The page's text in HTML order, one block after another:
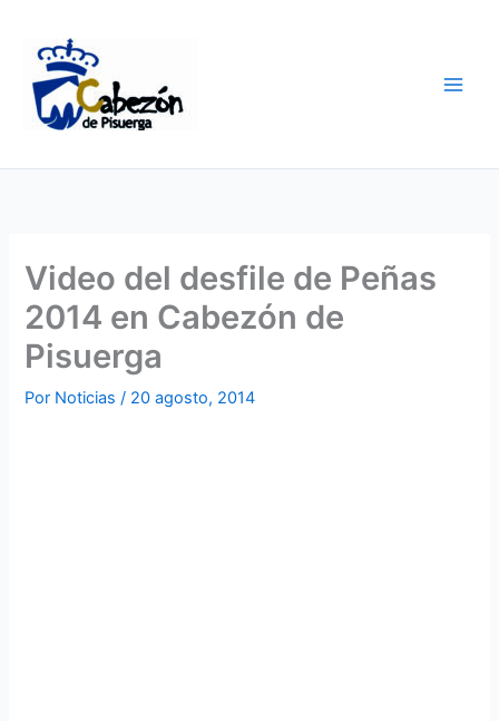
contenido
Video del desfile de Peñas
2014 en Cabezón de
Pisuerga
Por Noticias/ 20 agosto, 2014